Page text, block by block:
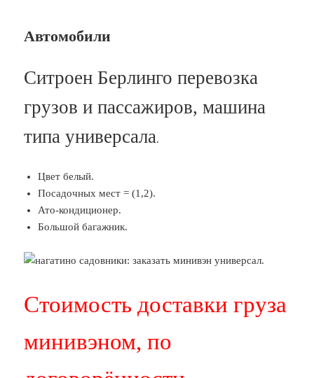
Автомобили
Ситроен Берлинго перевозка
грузов и пассажиров, машина
типа универсала.
Цвет белый.
Посадочных мест = (1,2).
Ато-кондиционер.
Большой багажник.
Стоимость доставки груза
минивэном, по